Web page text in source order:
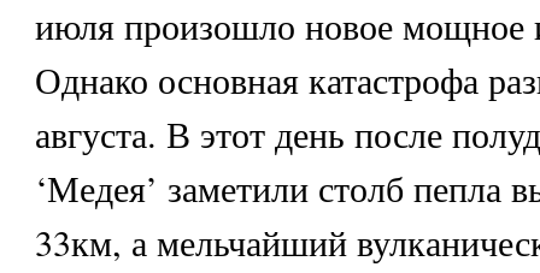
июля произошло новое мощное
Однако основная катастрофа
августа. В этот день после
‘Медея’ заметили столб пепла
33км, а мельчайший